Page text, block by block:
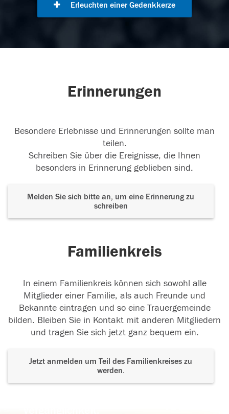
Erleuchten einer Gedenkkerze
Erinnerungen
Besondere Erlebnisse und Erinnerungen sollte man
teilen.
Schreiben Sie über die Ereignisse, die Ihnen
besonders in Erinnerung geblieben sind.
Melden Sie sich bitte an, um eine Erinnerung zu
schreiben
Familienkreis
In einem Familienkreis können sich sowohl alle
Mitglieder einer Familie, als auch Freunde und
Bekannte eintragen und so eine Trauergemeinde
bilden. Bleiben Sie in Kontakt mit anderen Mitgliedern
und tragen Sie sich jetzt ganz bequem ein.
Jetzt anmelden um Teil des Familienkreises zu
werden.